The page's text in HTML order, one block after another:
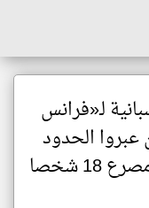
لـ«فرانس
الحدود
شخصا